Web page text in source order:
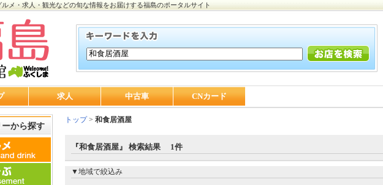
メ・求人・観光などの旬な情報をお届けする福島のポータルサイト
求人 中古車 CNカード
から探す
トップ> 和食居酒屋
『和食居酒屋』 検索結果 1件
▼地域で絞込み